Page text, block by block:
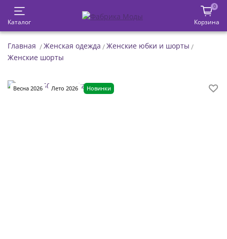
Каталог
0
Корзина
Главная Женская одежда
Женские юбки и шорты
Женские шорты
Весна 2026 Лето 2026 Новинки